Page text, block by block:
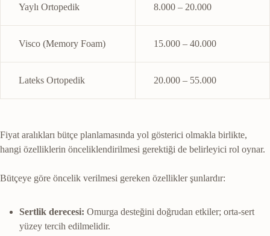
Yaylı Ortopedik 8.000 – 20.000
Visco (Memory Foam) 15.000 – 40.000
Lateks Ortopedik 20.000 – 55.000
Fiyat aralıkları bütçe planlamasında yol gösterici olmakla birlikte,
hangi özelliklerin önceliklendirilmesi gerektiği de belirleyici rol oynar.
Bütçeye göre öncelik verilmesi gereken özellikler şunlardır:
Sertlik derecesi: Omurga desteğini doğrudan etkiler; orta-sert
yüzey tercih edilmelidir.